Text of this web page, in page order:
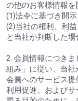
の他のお客様情報を
(1)法令に基づき開
(2)当社の権利、利
と当社が判断した場
2. 会員情報につき
組み」に従い、当社
会員へのサービス
利用促進、および